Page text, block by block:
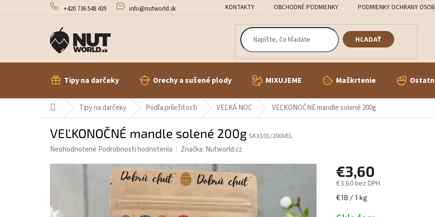
+420 736 548 439 info@nutworld.sk KONTAKTY OBCHODNÉ PODMIENKY PODMIENKY OCHRANY
HĽADAŤ
Tipy na darčeky Orechy a sušené plody MIXUJEME Maškrtenie
DomovTipy na darčeky Podľa príležitosti VEĽKÁ NOC VEĽKONOČNÉ mandle solené 200g
VEĽKONOČNÉ mandle solené 200g SKX101/200VEL
Priemerné
5
Neohodnotené Podrobnosti hodnotenia Značka: Nutworld.cz
€3,60
€3,60 bez DPH
Jednotková
€18 / 1 kg